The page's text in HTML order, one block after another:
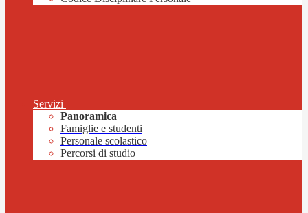
Servizi
Panoramica
Famiglie e studenti
Personale scolastico
Percorsi di studio